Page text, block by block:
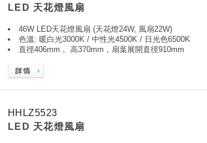
LED 天花燈風扇
46W LED天花燈風扇 (天花燈24W, 風扇22W)
色溫: 暖白光3000K / 中性光4500K / 日光色6500K
直徑406mm， 高370mm，扇葉展開直徑910mm
HHLZ5523
LED 天花燈風扇